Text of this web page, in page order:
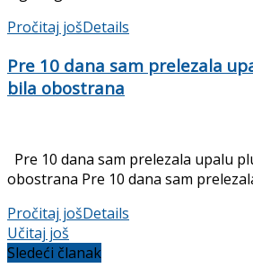
Pročitaj jošDetails
Pre 10 dana sam prelezala
bila obostrana
Pre 10 dana sam prelezala upalu
obostrana Pre 10 dana sam
Pročitaj jošDetails
Učitaj još
Sledeći članak